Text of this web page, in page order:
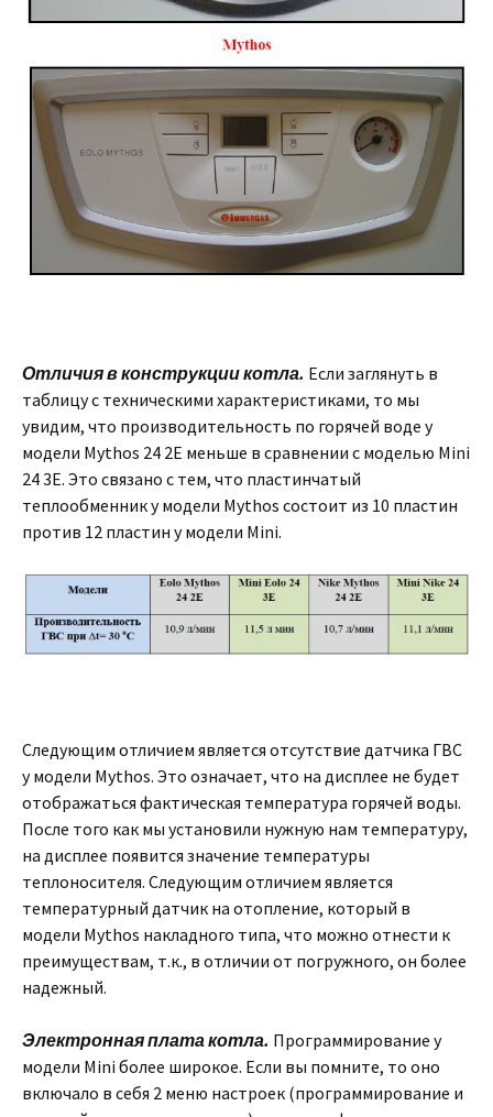
Отличия в конструкции котла. Если заглянуть в
таблицу с техническими характеристиками, то мы
увидим, что производительность по горячей воде у
модели Mythos 24 2E меньше в сравнении с моделью Mini
24 3E. Это связано с тем, что пластинчатый
теплообменник у модели Mythos состоит из 10 пластин
против 12 пластин у модели Mini.
Следующим отличием является отсутствие датчика ГВС
у модели Mythos. Это означает, что на дисплее не будет
отображаться фактическая температура горячей воды.
После того как мы установили нужную нам температуру,
на дисплее появится значение температуры
теплоносителя. Следующим отличием является
температурный датчик на отопление, который в
модели Mythos накладного типа, что можно отнести к
преимуществам, т.к., в отличии от погружного, он более
надежный.
Электронная плата котла. Программирование у
модели Mini более широкое. Если вы помните, то оно
включало в себя 2 меню настроек (программирование и